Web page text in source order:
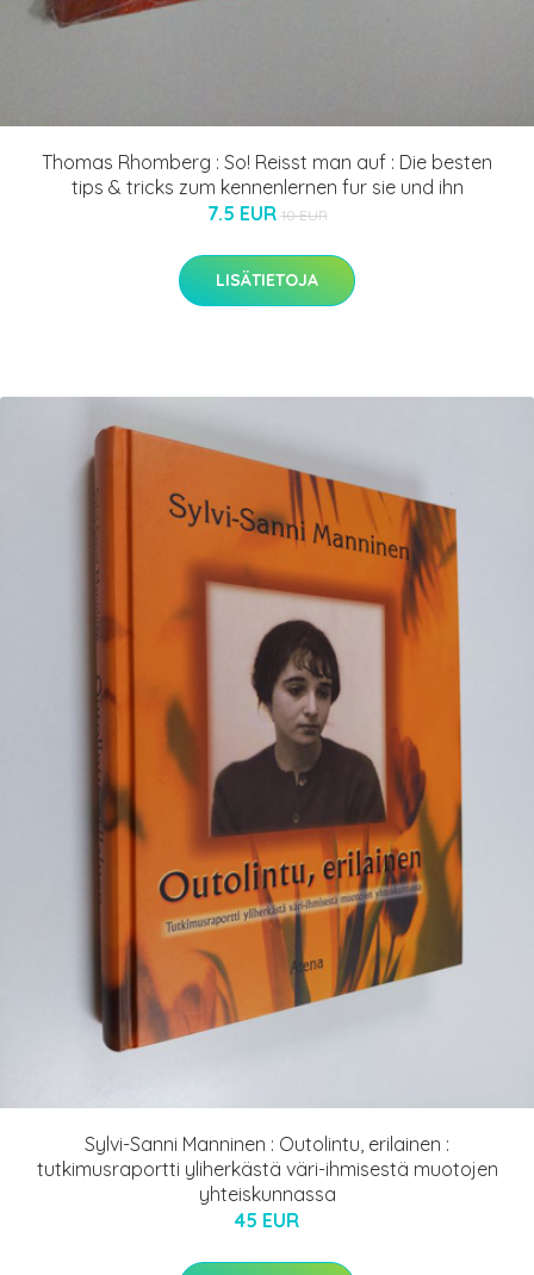
Thomas Rhomberg : So! Reisst man auf : Die besten
tips & tricks zum kennenlernen fur sie und ihn
7.5 EUR 10 EUR
LISÄTIETOJA
Sylvi-Sanni Manninen : Outolintu, erilainen :
tutkimusraportti yliherkästä väri-ihmisestä muotojen
yhteiskunnassa
45 EUR